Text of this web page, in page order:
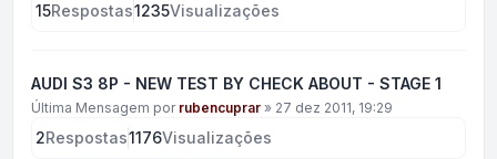
15Respostas1235Visualizações
AUDI S3 8P - NEW TEST BY CHECK ABOUT - STAGE 1
Última Mensagem por rubencuprar » 27 dez 2011, 19:29
2Respostas1176Visualizações